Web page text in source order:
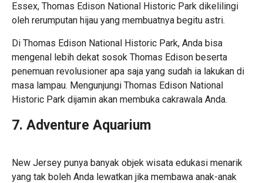
Essex, Thomas Edison National Historic Park dikelilingi
oleh rerumputan hijau yang membuatnya begitu astri.
Di Thomas Edison National Historic Park, Anda bisa
mengenal lebih dekat sosok Thomas Edison beserta
penemuan revolusioner apa saja yang sudah ia lakukan di
masa lampau. Mengunjungi Thomas Edison National
Historic Park dijamin akan membuka cakrawala Anda.
7. Adventure Aquarium
New Jersey punya banyak objek wisata edukasi menarik
yang tak boleh Anda lewatkan jika membawa anak-anak